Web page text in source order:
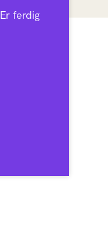
Er ferdig